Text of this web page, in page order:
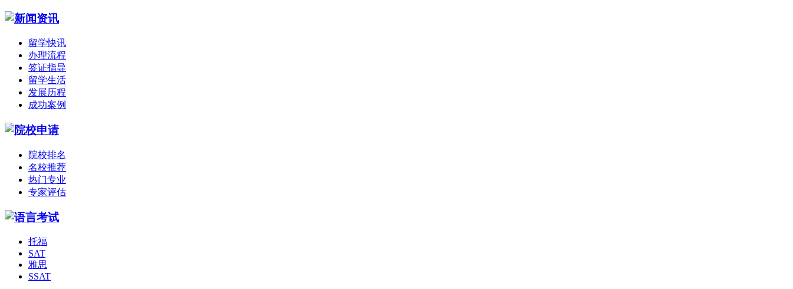
留学快讯
办理流程
签证指导
留学生活
发展历程
成功案例
院校排名
名校推荐
热门专业
专家评估
托福
SAT
雅思
SSAT